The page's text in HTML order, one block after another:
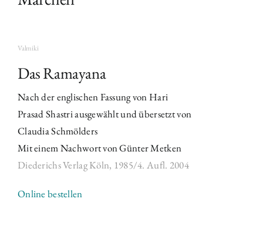
Valmiki
Das Ramayana
Nach der englischen Fassung von Hari
Prasad Shastri ausgewählt und übersetzt von
Claudia Schmölders
Mit einem Nachwort von Günter Metken
Diederichs Verlag Köln, 1985/4. Aufl. 2004
Online bestellen